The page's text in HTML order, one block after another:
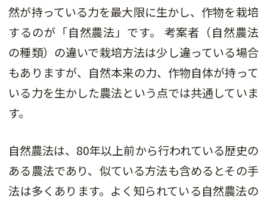
然が持っている力を最大限に生かし、作物を栽培
するのが「自然農法」です。 考案者（自然農法
の種類）の違いで栽培方法は少し違っている場合
もありますが、自然本来の力、作物自体が持って
いる力を生かした農法という点では共通していま
す。
自然農法は、80年以上前から行われている歴史の
ある農法であり、似ている方法も含めるとその手
法は多くあります。よく知られている自然農法の